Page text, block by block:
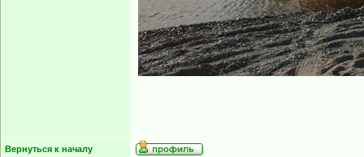
Вернуться к началу